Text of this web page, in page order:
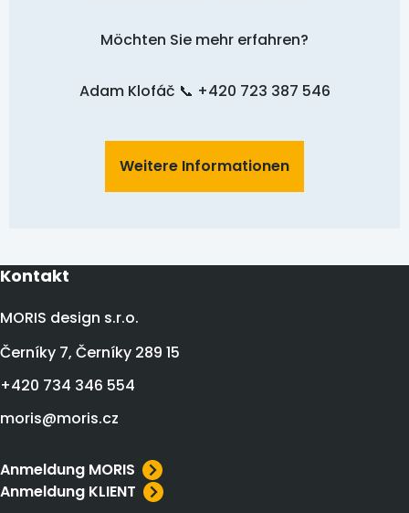
Möchten Sie mehr erfahren?
Adam Klofáč 📞 +420 723 387 546
Weitere Informationen
Kontakt
MORIS design s.r.o.
Černíky 7, Černíky 289 15
+420 734 346 554
moris@moris.cz
Anmeldung MORIS
Anmeldung KLIENT